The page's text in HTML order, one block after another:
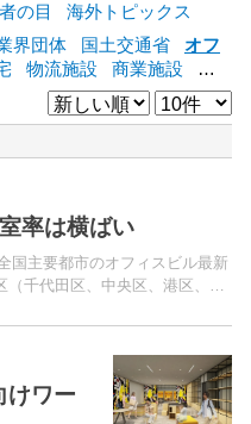
の目
海外トピックス
界団体 国土交通省
オフ
物流施設 商業施設
海
東急不動産 賃料
ア
村不動産 ZEH [+]
率は横ばい
国主要都市のオフィスビル最新
千代田区、中央区、港区、新
けワー